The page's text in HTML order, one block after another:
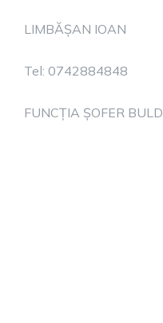
LIMBĂȘAN IOAN
Tel: 0742884848
FUNCȚIA ȘOFER